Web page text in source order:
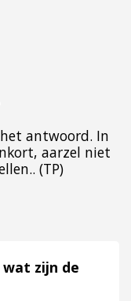
antwoord. In
aarzel niet
(TP)
zijn de